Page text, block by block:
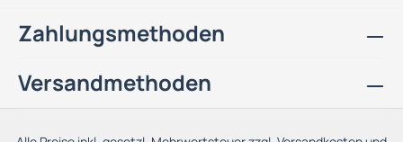
Zahlungsmethoden
Versandmethoden